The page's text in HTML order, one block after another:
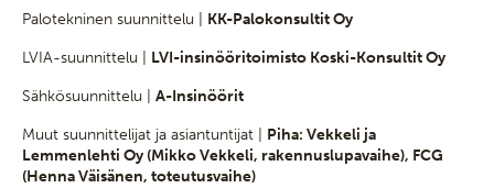
Palotekninen suunnittelu | KK-Palokonsultit Oy
LVIA-suunnittelu | LVI-insinööritoimisto Koski-Konsultit Oy
Sähkösuunnittelu | A-Insinöörit
Muut suunnittelijat ja asiantuntijat | Piha: Vekkeli ja
Lemmenlehti Oy (Mikko Vekkeli, rakennuslupavaihe), FCG
(Henna Väisänen, toteutusvaihe)